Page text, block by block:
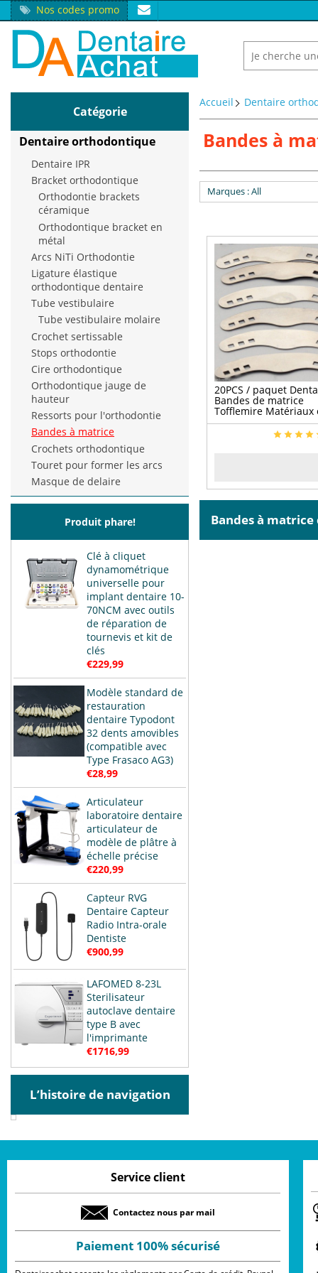
Nos codes promo
Catégorie
Dentaire orthodontique
Dentaire IPR
Bracket orthodontique
Orthodontie brackets
céramique
Orthodontique bracket en
métal
Arcs NiTi Orthodontie
Ligature élastique
orthodontique dentaire
Tube vestibulaire
Tube vestibulaire molaire
Crochet sertissable
Stops orthodontie
Cire orthodontique
Orthodontique jauge de
hauteur
Ressorts pour l'orthodontie
Bandes à matrice
Crochets orthodontique
Touret pour former les arcs
Masque de delaire
Produit phare!
Clé à cliquet
dynamométrique
universelle pour
implant dentaire 10-
70NCM avec outils
de réparation de
tournevis et kit de
clés
€229,99
Modèle standard de
restauration
dentaire Typodont
32 dents amovibles
(compatible avec
Type Frasaco AG3)
€28,99
Articulateur
laboratoire dentaire
articulateur de
modèle de plâtre à
échelle précise
€220,99
Capteur RVG
Dentaire Capteur
Radio Intra-orale
Dentiste
€900,99
LAFOMED 8-23L
Sterilisateur
autoclave dentaire
type B avec
l'imprimante
€1716,99
L’histoire de navigation
Accueil Dentaire
Bandes à
Marques : All
20PCS / paquet
Bandes de matrice
Tofflemire Matériaux
orthodontiques
Bandes à
Service client
Contactez nous par mail
Paiement 100% sécurisé